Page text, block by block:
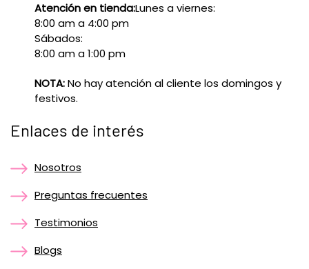
Atención en tienda:Lunes a viernes:
8:00 am a 4:00 pm
Sábados:
8:00 am a 1:00 pm
NOTA:No hay atención al cliente los domingos y
festivos.
Enlaces de interés
Nosotros
Preguntas frecuentes
Testimonios
Blogs